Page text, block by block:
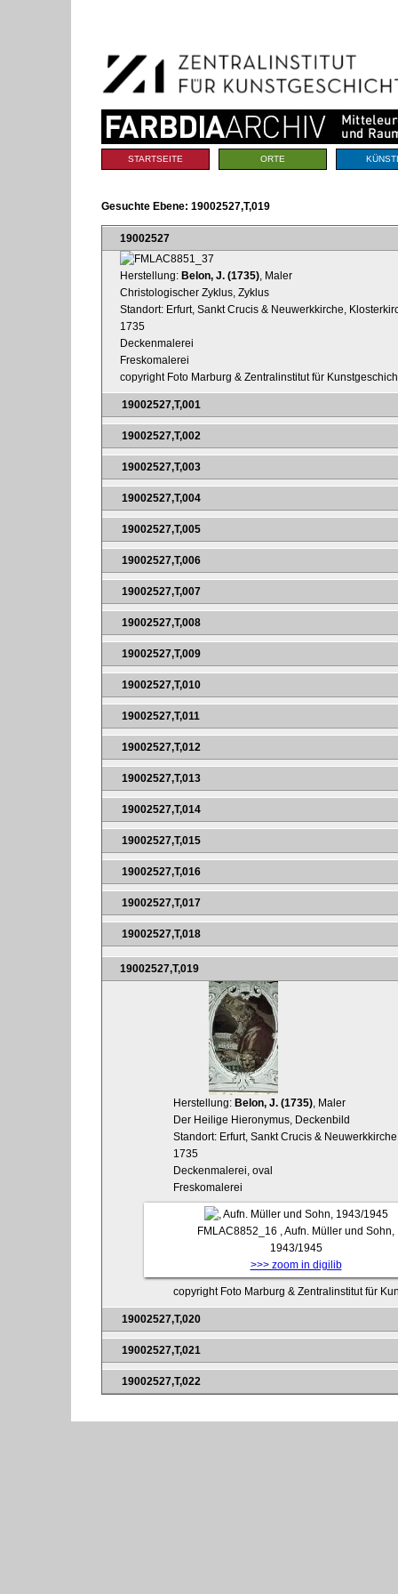
Navigation
Sektionen
STARTSEITE ORTE
Gesuchte Ebene: 19002527,T,019
19002527
Herstellung: Belon, J. (1735) , Maler
Christologischer Zyklus, Zyklus
Standort: Erfurt, Sankt Crucis & Neuwerkkirche,
1735
Deckenmalerei
Freskomalerei
copyright Foto Marburg & Zentralinstitut für
19002527,T,001
19002527,T,002
19002527,T,003
19002527,T,004
19002527,T,005
19002527,T,006
19002527,T,007
19002527,T,008
19002527,T,009
19002527,T,010
19002527,T,011
19002527,T,012
19002527,T,013
19002527,T,014
19002527,T,015
19002527,T,016
19002527,T,017
19002527,T,018
19002527,T,019
Herstellung: Belon, J. (1735), Maler
Der Heilige Hieronymus, Deckenbild
Standort: Erfurt, Sankt Crucis &
1735
Deckenmalerei, oval
Freskomalerei
FMLAC8852_16 , Aufn. Müller und Sohn,
1943/1945
>>> zoom in digilib
copyright Foto Marburg & Zentralinstitut für
19002527,T,020
19002527,T,021
19002527,T,022